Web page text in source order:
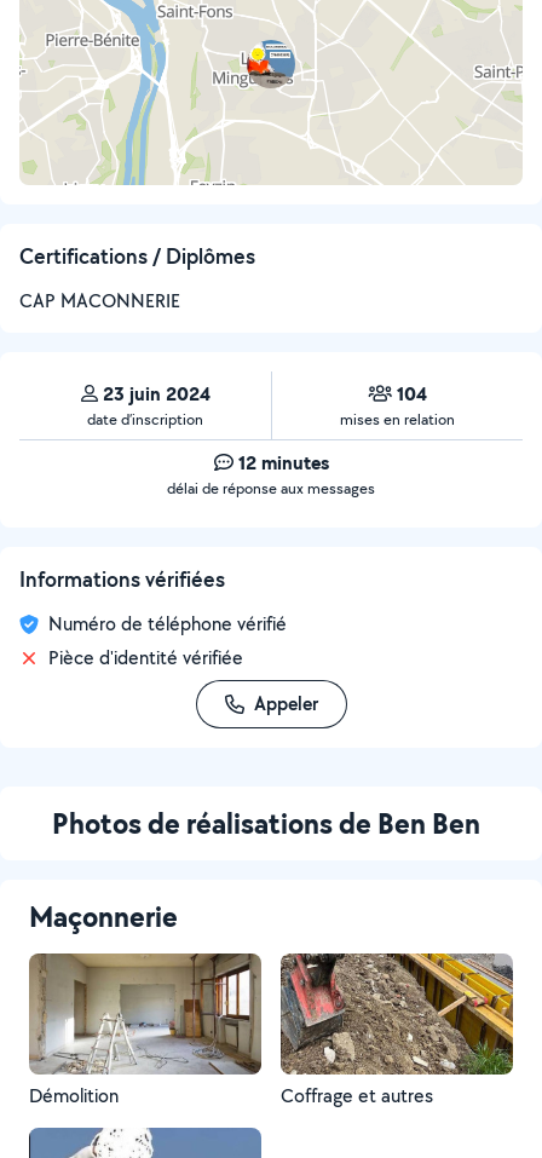
Certifications / Diplômes
CAP MACONNERIE
23 juin 2024
date d’inscription
104
mises en relation
12 minutes
délai de réponse aux messages
Informations vérifiées
Numéro de téléphone vérifié
Pièce d'identité vérifiée
Appeler
Photos de réalisations de Ben Ben
Maçonnerie
Démolition Coffrage et autres